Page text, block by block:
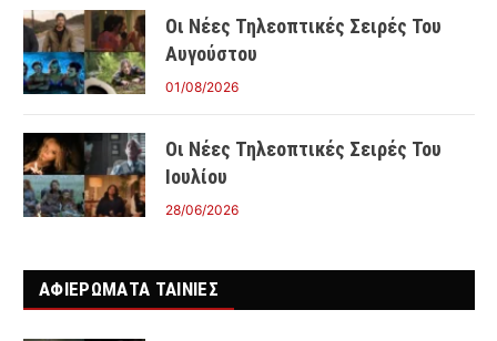
Οι Νέες Τηλεοπτικές Σειρές Του
Αυγούστου
01/08/2026
Οι Νέες Τηλεοπτικές Σειρές Του
Ιουλίου
28/06/2026
ΑΦΙΕΡΩΜΑΤΑ ΤΑΙΝΊΕΣ